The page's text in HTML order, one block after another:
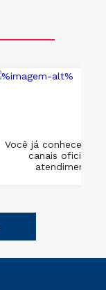
Você já conhece os
canais oficiais
atendimento?